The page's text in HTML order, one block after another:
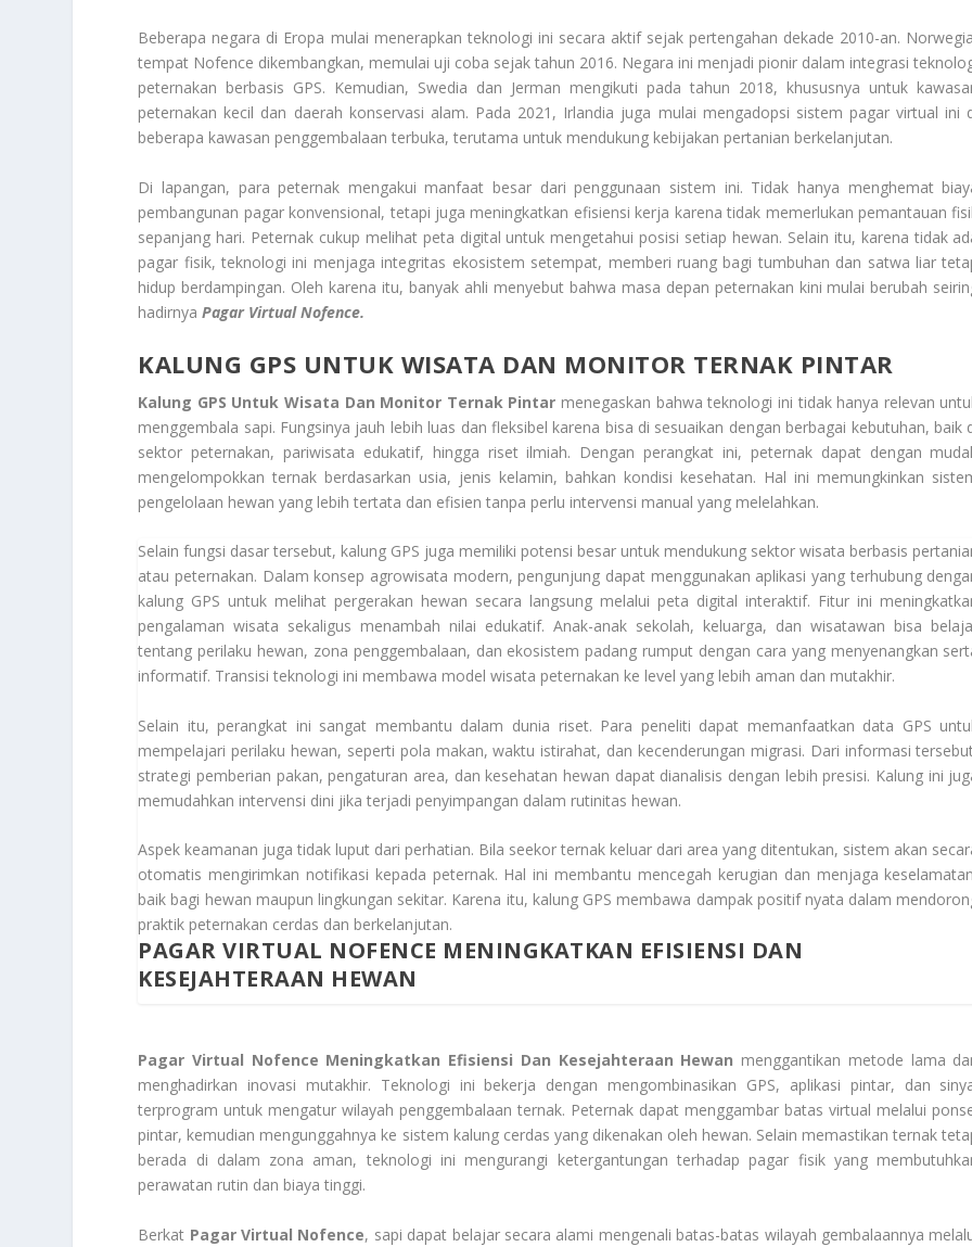
Beberapa negara di Eropa mulai menerapkan teknologi ini secara aktif sejak pertengahan dekade 2010-an.
tempat Nofence dikembangkan, memulai uji coba sejak tahun 2016. Negara ini menjadi pionir dalam integrasi
peternakan berbasis GPS. Kemudian, Swedia dan Jerman mengikuti pada tahun 2018, khususnya untuk
peternakan kecil dan daerah konservasi alam. Pada 2021, Irlandia juga mulai mengadopsi sistem pagar virtual ini
beberapa kawasan penggembalaan terbuka, terutama untuk mendukung kebijakan pertanian berkelanjutan.
Di lapangan, para peternak mengakui manfaat besar dari penggunaan sistem ini. Tidak hanya menghemat
pembangunan pagar konvensional, tetapi juga meningkatkan efisiensi kerja karena tidak memerlukan pemantauan
sepanjang hari. Peternak cukup melihat peta digital untuk mengetahui posisi setiap hewan. Selain itu, karena tidak
pagar fisik, teknologi ini menjaga integritas ekosistem setempat, memberi ruang bagi tumbuhan dan satwa liar
hidup berdampingan. Oleh karena itu, banyak ahli menyebut bahwa masa depan peternakan kini mulai berubah
hadirnyaPagar Virtual Nofence.
KALUNG GPS UNTUK WISATA DAN MONITOR TERNAK PINTAR
Kalung GPS Untuk Wisata Dan Monitor Ternak Pintar menegaskan bahwa teknologi ini tidak hanya relevan
menggembala sapi. Fungsinya jauh lebih luas dan fleksibel karena bisa di sesuaikan dengan berbagai kebutuhan, baik
sektor peternakan, pariwisata edukatif, hingga riset ilmiah. Dengan perangkat ini, peternak dapat dengan
mengelompokkan ternak berdasarkan usia, jenis kelamin, bahkan kondisi kesehatan. Hal ini memungkinkan
pengelolaan hewan yang lebih tertata dan efisien tanpa perlu intervensi manual yang melelahkan.
Selain fungsi dasar tersebut, kalung GPS juga memiliki potensi besar untuk mendukung sektor wisata berbasis
atau peternakan. Dalam konsep agrowisata modern, pengunjung dapat menggunakan aplikasi yang terhubung
kalung GPS untuk melihat pergerakan hewan secara langsung melalui peta digital interaktif. Fitur ini
pengalaman wisata sekaligus menambah nilai edukatif. Anak-anak sekolah, keluarga, dan wisatawan bisa
tentang perilaku hewan, zona penggembalaan, dan ekosistem padang rumput dengan cara yang menyenangkan
informatif. Transisi teknologi ini membawa model wisata peternakan ke level yang lebih aman dan mutakhir.
Selain itu, perangkat ini sangat membantu dalam dunia riset. Para peneliti dapat memanfaatkan data GPS
mempelajari perilaku hewan, seperti pola makan, waktu istirahat, dan kecenderungan migrasi. Dari informasi
strategi pemberian pakan, pengaturan area, dan kesehatan hewan dapat dianalisis dengan lebih presisi. Kalung ini
memudahkan intervensi dini jika terjadi penyimpangan dalam rutinitas hewan.
Aspek keamanan juga tidak luput dari perhatian. Bila seekor ternak keluar dari area yang ditentukan, sistem akan
otomatis mengirimkan notifikasi kepada peternak. Hal ini membantu mencegah kerugian dan menjaga
baik bagi hewan maupun lingkungan sekitar. Karena itu, kalung GPS membawa dampak positif nyata dalam
praktik peternakan cerdas dan berkelanjutan.
PAGAR VIRTUAL NOFENCE MENINGKATKAN EFISIENSI DAN
KESEJAHTERAAN HEWAN
Pagar Virtual Nofence Meningkatkan Efisiensi Dan Kesejahteraan Hewan menggantikan metode lama
menghadirkan inovasi mutakhir. Teknologi ini bekerja dengan mengombinasikan GPS, aplikasi pintar, dan
terprogram untuk mengatur wilayah penggembalaan ternak. Peternak dapat menggambar batas virtual melalui
pintar, kemudian mengunggahnya ke sistem kalung cerdas yang dikenakan oleh hewan. Selain memastikan ternak
berada di dalam zona aman, teknologi ini mengurangi ketergantungan terhadap pagar fisik yang
perawatan rutin dan biaya tinggi.
Berkat Pagar Virtual Nofence, sapi dapat belajar secara alami mengenali batas-batas wilayah gembalaannya